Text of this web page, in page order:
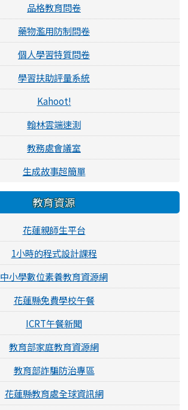
品格教育問卷
藥物濫用防制問卷
個人學習特質問卷
學習扶助評量系統
Kahoot!
翰林雲端速測
教務處會議室
生成故事超簡單
教育資源
花蓮親師生平台
1小時的程式設計課程
中小學數位素養教育資源網
花蓮縣免費學校午餐
ICRT午餐新聞
教育部家庭教育資源網
教育部詐騙防治專區
花蓮縣教育處全球資訊網